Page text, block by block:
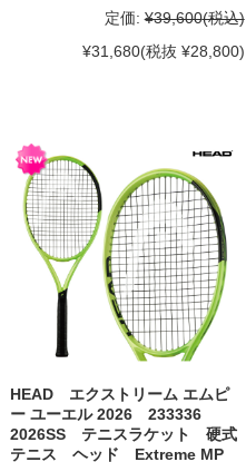
定価: ¥39,600(税込)
¥31,680(税抜 ¥28,800)
HEAD エクストリーム エムピ
ー ユーエル 2026 233336
2026SS テニスラケット 硬式
テニス ヘッド Extreme MP